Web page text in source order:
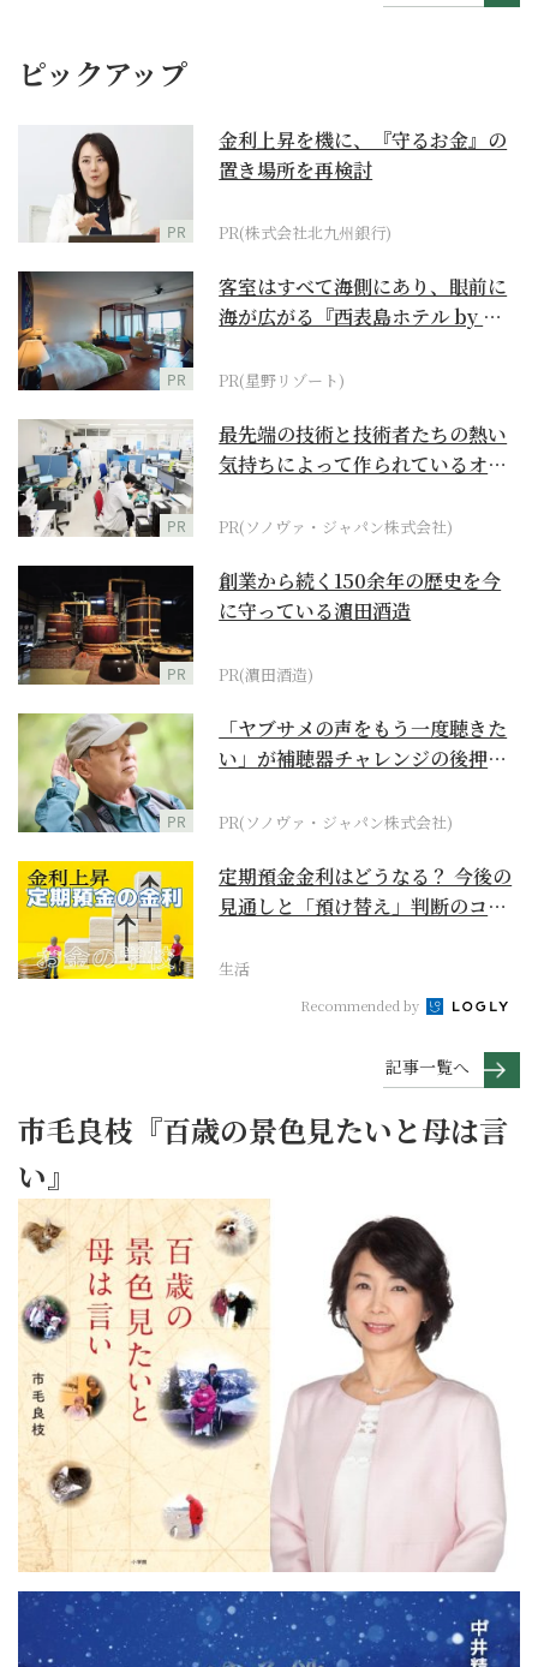
ピックアップ
PR
金利上昇を機に、『守るお金』の
置き場所を再検討
PR(株式会社北九州銀行)
PR
客室はすべて海側にあり、眼前に
海が広がる『西表島ホテル by 星
PR(星野リゾート)
PR
最先端の技術と技術者たちの熱い
気持ちによって作られているオー
PR(ソノヴァ・ジャパン株式会社)
PR
創業から続く150余年の歴史を今
に守っている濵田酒造
PR(濵田酒造)
PR
「ヤブサメの声をもう一度聴きた
い」が補聴器チャレンジの後押し
PR(ソノヴァ・ジャパン株式会社)
定期預金金利はどうなる？ 今後の
見通しと「預け替え」判断のコツ
生活
Recommended by
記事一覧へ
市毛良枝『百歳の景色見たいと母は言
い』